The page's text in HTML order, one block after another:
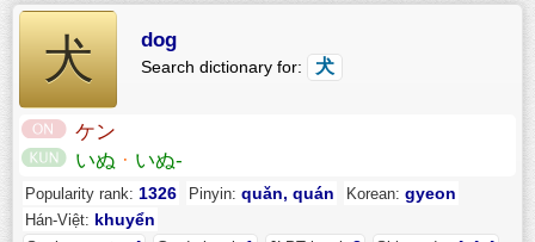
犬 dog
Search dictionary for: 犬
ケン
いぬ · いぬ-
Popularity rank: 1326 Pinyin: quǎn, quán Korean: gyeon
Hán-Việt: khuyển